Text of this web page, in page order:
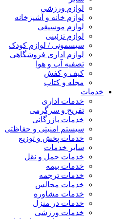
لوازم ورزشی
لوازم خانه و آشپزخانه
لوازم موسیقی
لوازم تزئینی
سیسمونی / لوازم کودک
لوازم اداری فروشگاهی
تصفیه آب و هوا
کیف و کفش
مجله و کتاب
خدمات
خدمات اداری
تفریح و سرگرمی
خدمات بازرگانی
سیستم امنیتی و حفاظتی
خدمات پخش و توزیع
سایر خدمات
خدمات حمل و نقل
خدمات بیمه
خدمات ترجمه
خدمات مجالس
خدمات مشاوره
خدمات در منزل
خدمات ورزشی